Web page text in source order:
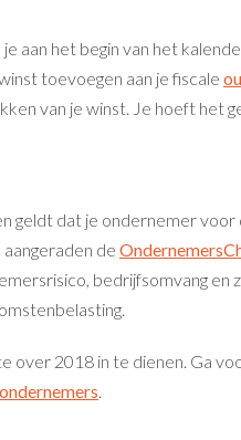
aan het begin van het
toevoegen aan je fiscale
van je winst. Je hoeft het
geldt dat je ondernemer
de
bedrijfsomvang en
over 2018 in te dienen. Ga
.